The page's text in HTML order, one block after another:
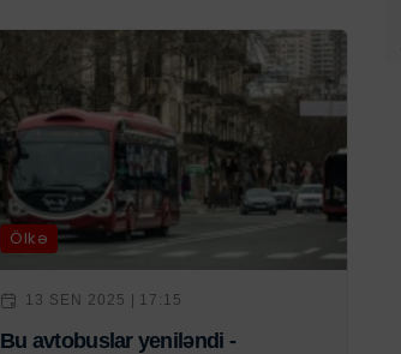
Ölkə
13 SEN 2025 | 17:15
Bu avtobuslar yeniləndi -